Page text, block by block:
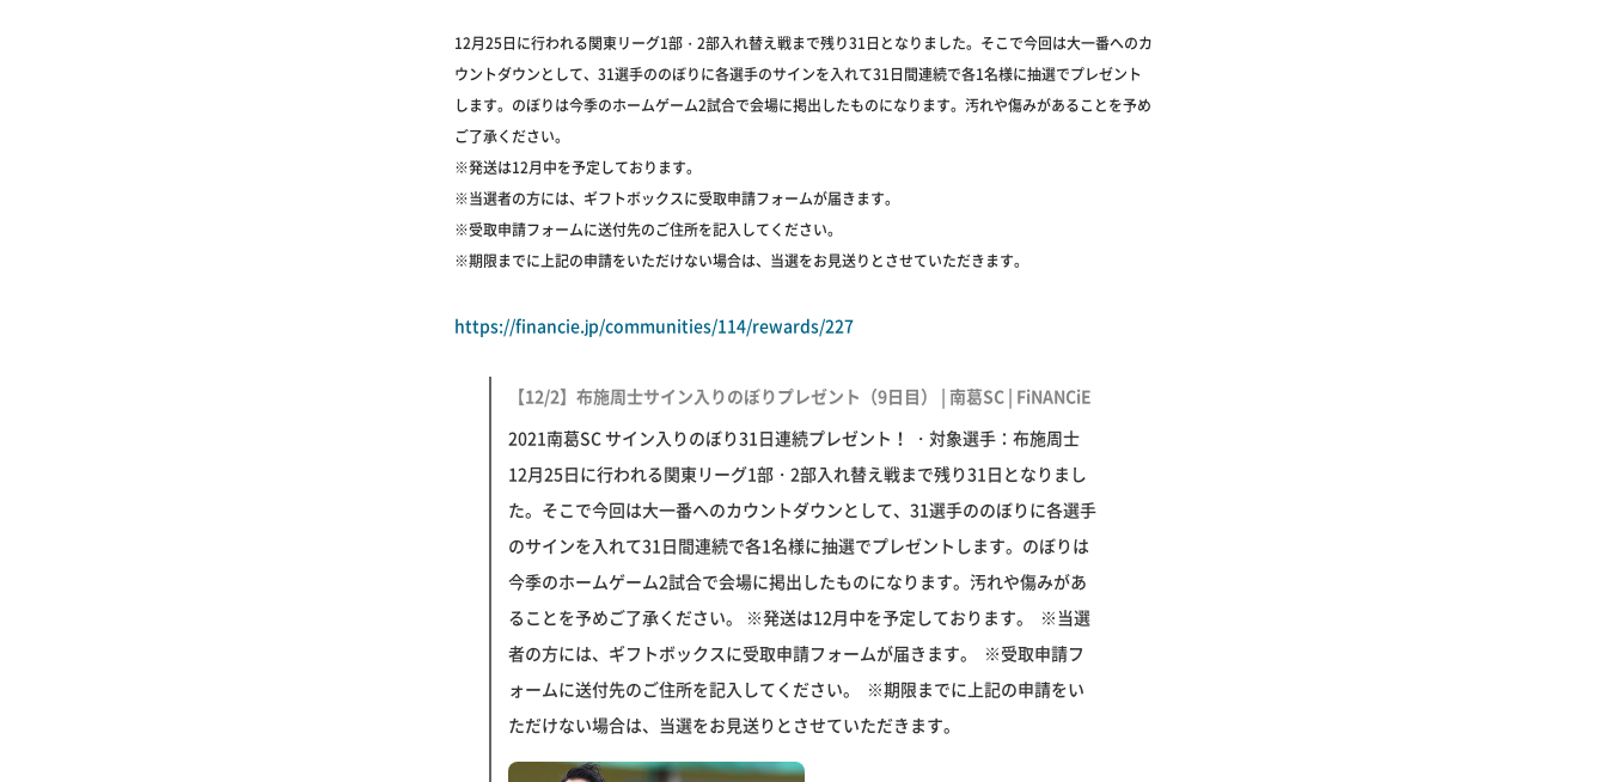
12月25日に行われる関東リーグ1部・2部入れ替え戦まで残り31日となりました。そこで今回は大一番へのカ
ウントダウンとして、31選手ののぼりに各選手のサインを入れて31日間連続で各1名様に抽選でプレゼント
します。のぼりは今季のホームゲーム2試合で会場に掲出したものになります。汚れや傷みがあることを予め
ご了承ください。
※発送は12月中を予定しております。
※当選者の方には、ギフトボックスに受取申請フォームが届きます。
※受取申請フォームに送付先のご住所を記入してください。
※期限までに上記の申請をいただけない場合は、当選をお見送りとさせていただきます。
https://financie.jp/communities/114/rewards/227
【12/2】布施周士サイン入りのぼりプレゼント（9日目） | 南葛SC | FiNANCiE
2021南葛SC サイン入りのぼり31日連続プレゼント！ ・対象選手：布施周士
12月25日に行われる関東リーグ1部・2部入れ替え戦まで残り31日となりまし
た。そこで今回は大一番へのカウントダウンとして、31選手ののぼりに各選手
のサインを入れて31日間連続で各1名様に抽選でプレゼントします。のぼりは
今季のホームゲーム2試合で会場に掲出したものになります。汚れや傷みがあ
ることを予めご了承ください。 ※発送は12月中を予定しております。 ※当選
者の方には、ギフトボックスに受取申請フォームが届きます。 ※受取申請フ
ォームに送付先のご住所を記入してください。 ※期限までに上記の申請をい
ただけない場合は、当選をお見送りとさせていただきます。